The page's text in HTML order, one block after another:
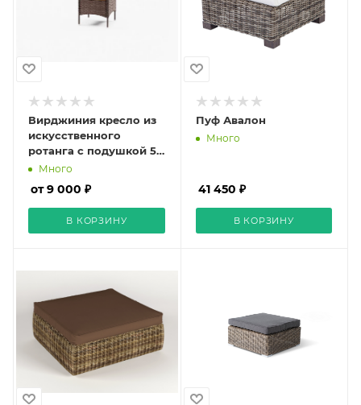
Вирджиния кресло из
искусственного
ротанга с подушкой 5
мм (dark brown)
Много
от 9 000 ₽
В КОРЗИНУ
Пуф Авалон
Много
41 450 ₽
В КОРЗИНУ